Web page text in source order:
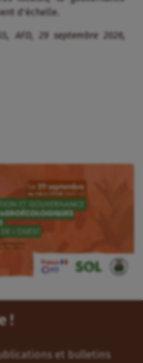
d’échelle.
AFD, 29 septembre 2026,
!
et bulletins